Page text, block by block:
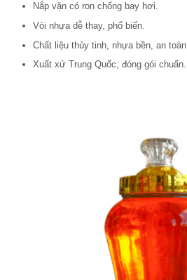
Nắp vặn có ron chống bay hơi.
Vòi nhựa dễ thay, phổ biến.
Chất liệu thủy tinh, nhựa bền, an toàn.
Xuất xứ Trung Quốc, đóng gói chuẩn.